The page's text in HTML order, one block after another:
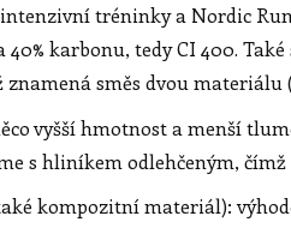
tréninky a Nordic
karbonu, tedy CI 400.
znamená směs dvou
vyšší hmotnost a menší
s hliníkem odlehčeným,
kompozitní materiál):